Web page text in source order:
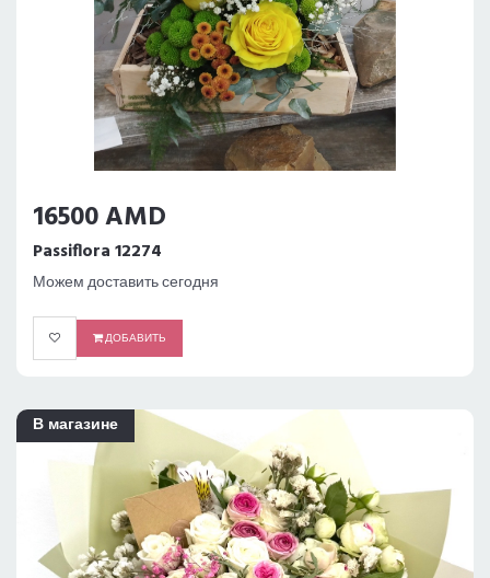
16500 AMD
Passiflora 12274
Можем доставить сегодня
ДОБАВИТЬ
В магазине